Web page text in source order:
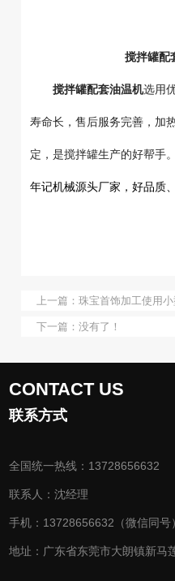
搅拌罐配
搅拌罐配套油温机选用
寿命长，售后服务完善，加
定，是搅拌罐生产的好帮手
年记机械源头厂家，好品质
上一篇：珠宝首饰加工使用
下一篇：没有了！
CONTACT US
联系方式
全国统一热线：13728656632
联系人：沈经理
手机：13728656632（微信同号）
地址：广东省东莞市大朗镇新马